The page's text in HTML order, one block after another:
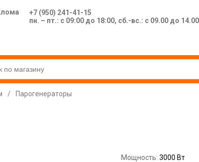
+7 (950) 241-41-15
пн. – пт.: с 09:00 до 18:00, сб.-вс.: с 09.00 до 14.00
/ Парогенераторы
Мощность: 3000 Вт